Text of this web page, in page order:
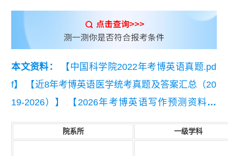
本文资料：
【中国科学院2022年考博英语真题.pd
f】
【近8年考博英语医学统考真题及答案汇总（20
19-2026）】
【2026年考博英语写作预测资料】
【通用考博英语高频词】 【2026考博英语写作练
习题】
院系所 一级学科